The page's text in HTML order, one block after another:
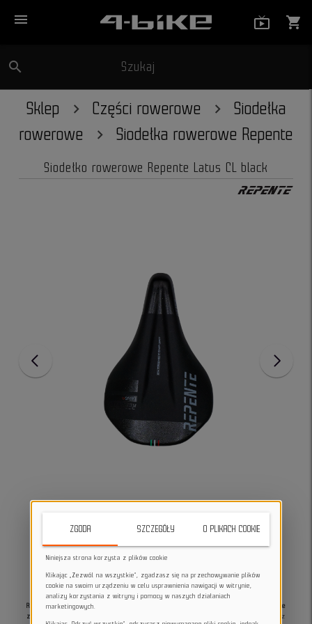
menu shopping_cart
search Szukaj
Sklep Części rowerowe
Siodełka
rowerowe
Siodełka rowerowe Repente
Siodełko rowerowe Repente Latus CL black
Repente Latus CL Saddle AM Black to lekkie i komfortowe siodełko rowerowe
zaprojektowane do jazdy szosowej i terenowej.
Dzięki zaawansowanej konstrukcji z
ZGODA SZCZEGÓŁY O PLIKACH COOKIE
Niniejsza strona korzysta z plików cookie
Klikając „Zezwól na wszystkie”, zgadzasz się na przechowywanie plików
cookie na swoim urządzeniu w celu usprawnienia nawigacji w witrynie,
analizy korzystania z witryny i pomocy w naszych działaniach
marketingowych.